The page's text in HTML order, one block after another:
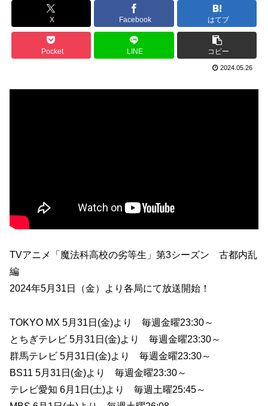
X Facebook はてブ
Pocket LINE コピー
2024.05.26
TVアニメ「魔法科高校の劣等生」第3シーズン 古都内乱
編
2024年5月31日（金）より各局にて放送開始！
TOKYO MX 5月31日(金)より 毎週金曜23:30～
とちぎテレビ 5月31日(金)より 毎週金曜23:30～
群馬テレビ 5月31日(金)より 毎週金曜23:30～
BS11 5月31日(金)より 毎週金曜23:30～
テレビ愛知 6月1日(土)より 毎週土曜25:45～